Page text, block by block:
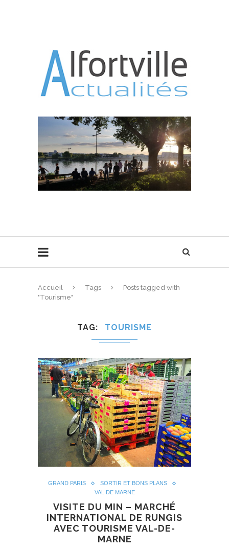
Accueil Tags
Posts tagged with
"Tourisme"
TAG TOURISME
GRAND PARIS
SORTIR ET BONS PLANS
VAL DE MARNE
VISITE DU MIN – MARCHÉ
INTERNATIONAL DE RUNGIS
AVEC TOURISME VAL-DE-
MARNE